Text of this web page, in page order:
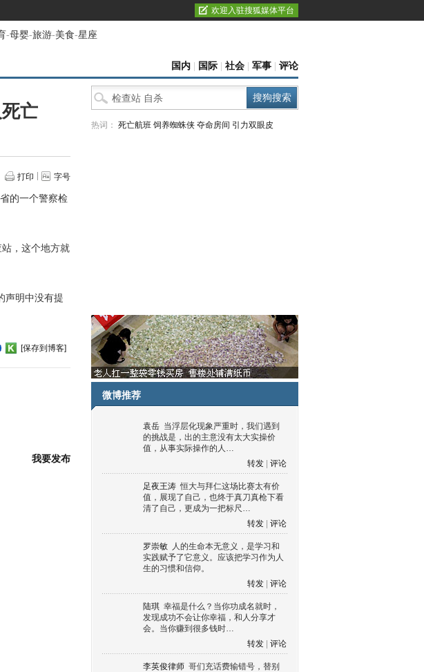
欢迎入驻搜狐媒体平台
-母婴-旅游-美食-星座
国内 国际 社会 军事 评论
亡
打印 字号
的一个警察检
，这个地方就
明中没有提
[保存到博客]
我要发布
热词： 死亡航班 饲养蜘蛛侠 夺命房间 引力双眼皮
微博推荐
袁岳 当浮层化现象严重时，我们遇到
的挑战是，出的主意没有太大实操价
值，从事实际操作的人…
转发
评论
足夜王涛 恒大与拜仁这场比赛太有价
值，展现了自己，也终于真刀真枪下看
清了自己，更成为一把标尺…
转发
评论
罗崇敏 人的生命本无意义，是学习和
实践赋予了它意义。应该把学习作为人
生的习惯和信仰。
转发
评论
陆琪 幸福是什么？当你功成名就时，
发现成功不会让你幸福，和人分享才
会。当你赚到很多钱时…
转发
评论
李英俊律师 哥们充话费输错号，替别